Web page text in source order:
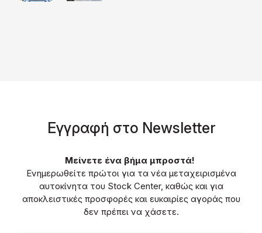
Eγγραφή στο Νewsletter
Μείνετε ένα βήμα μπροστά!
Ενημερωθείτε πρώτοι για τα νέα μεταχειρισμένα
αυτοκίνητα του Stock Center, καθώς και για
αποκλειστικές προσφορές και ευκαιρίες αγοράς που
δεν πρέπει να χάσετε.